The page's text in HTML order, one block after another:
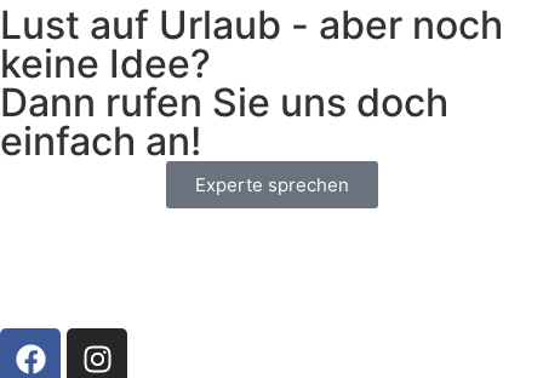
Lust auf Urlaub - aber noch
keine Idee?
Dann rufen Sie uns doch
einfach an!
Experte sprechen